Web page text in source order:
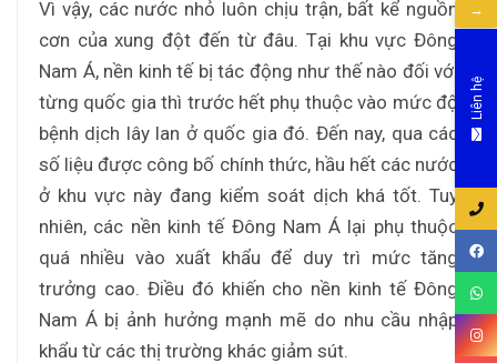
Vì vậy, các nước nhỏ luôn chịu trận, bất kể nguồn
cơn của xung đột đến từ đâu. Tại khu vực Đông
Nam Á, nền kinh tế bị tác động như thế nào đối với
từng quốc gia thì trước hết phụ thuộc vào mức độ
bệnh dịch lây lan ở quốc gia đó. Đến nay, qua các
số liệu được công bố chính thức, hầu hết các nước
ở khu vực này đang kiểm soát dịch khá tốt. Tuy
nhiên, các nền kinh tế Đông Nam Á lại phụ thuộc
quá nhiều vào xuất khẩu để duy trì mức tăng
trưởng cao. Điều đó khiến cho nền kinh tế Đông
Nam Á bị ảnh hưởng mạnh mẽ do nhu cầu nhập
khẩu từ các thị trường khác giảm sút.
→
Liên hệ